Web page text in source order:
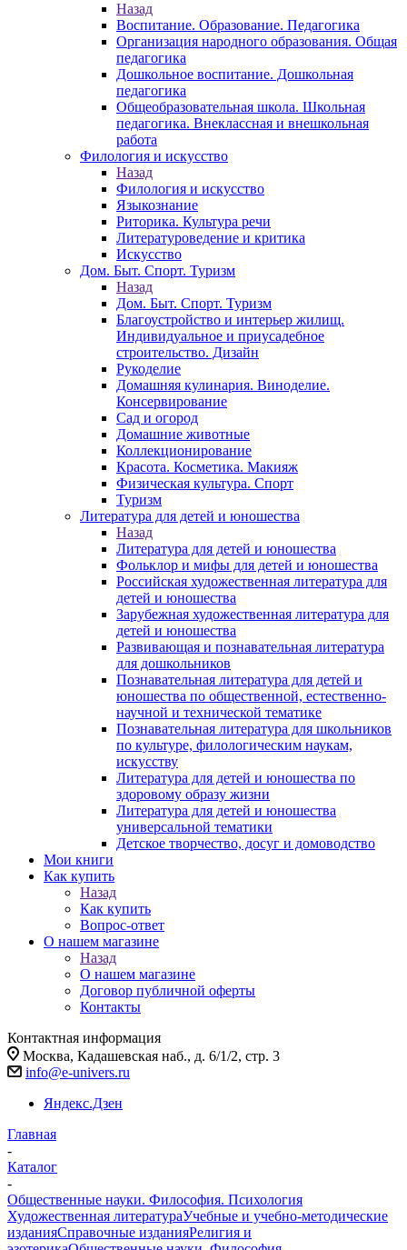
Назад
Воспитание. Образование. Педагогика
Организация народного образования. Общая
педагогика
Дошкольное воспитание. Дошкольная
педагогика
Общеобразовательная школа. Школьная
педагогика. Внеклассная и внешкольная
работа
Филология и искусство
Назад
Филология и искусство
Языкознание
Риторика. Культура речи
Литературоведение и критика
Искусство
Дом. Быт. Спорт. Туризм
Назад
Дом. Быт. Спорт. Туризм
Благоустройство и интерьер жилищ.
Индивидуальное и приусадебное
строительство. Дизайн
Рукоделие
Домашняя кулинария. Виноделие.
Консервирование
Сад и огород
Домашние животные
Коллекционирование
Красота. Косметика. Макияж
Физическая культура. Спорт
Туризм
Литература для детей и юношества
Назад
Литература для детей и юношества
Фольклор и мифы для детей и юношества
Российская художественная литература для
детей и юношества
Зарубежная художественная литература для
детей и юношества
Развивающая и познавательная литература
для дошкольников
Познавательная литература для детей и
юношества по общественной, естественно-
научной и технической тематике
Познавательная литература для школьников
по культуре, филологическим наукам,
искусству
Литература для детей и юношества по
здоровому образу жизни
Литература для детей и юношества
универсальной тематики
Детское творчество, досуг и домоводство
Мои книги
Как купить
Назад
Как купить
Вопрос-ответ
О нашем магазине
Назад
О нашем магазине
Договор публичной оферты
Контакты
Контактная информация
Москва, Кадашевская наб., д. 6/1/2, стр. 3
info@e-univers.ru
Яндекс.Дзен
Главная
-
Каталог
-
Общественные науки. Философия. Психология
Художественная литератураУчебные и учебно-методические
изданияСправочные изданияРелигия и